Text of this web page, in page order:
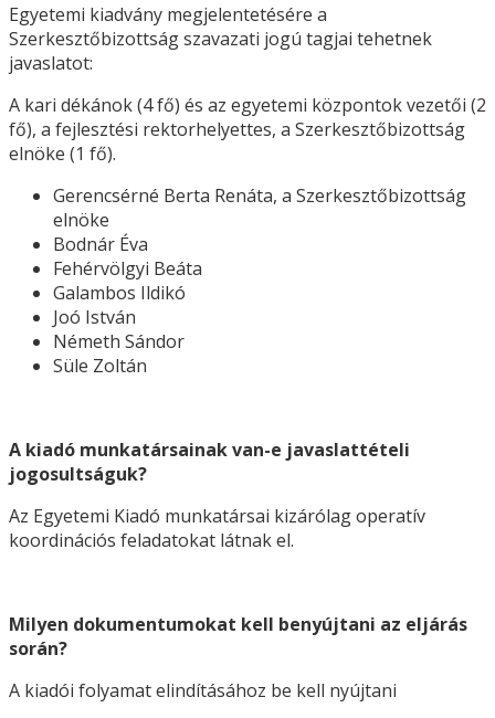
Egyetemi kiadvány megjelentetésére a
Szerkesztőbizottság szavazati jogú tagjai tehetnek
javaslatot:
A kari dékánok (4 fő) és az egyetemi központok vezetői (2
fő), a fejlesztési rektorhelyettes, a Szerkesztőbizottság
elnöke (1 fő).
Gerencsérné Berta Renáta, a Szerkesztőbizottság
elnöke
Bodnár Éva
Fehérvölgyi Beáta
Galambos Ildikó
Joó István
Németh Sándor
Süle Zoltán
A kiadó munkatársainak van-e javaslattételi
jogosultságuk?
Az Egyetemi Kiadó munkatársai kizárólag operatív
koordinációs feladatokat látnak el.
Milyen dokumentumokat kell benyújtani az eljárás
során?
A kiadói folyamat elindításához be kell nyújtani